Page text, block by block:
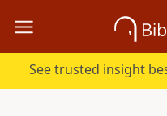
See trusted insight